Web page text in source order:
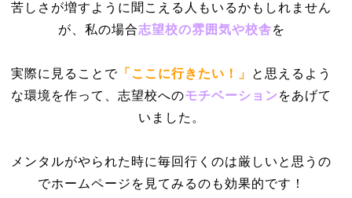
苦しさが増すように聞こえる人もいるかもしれません
が、私の場合志望校の雰囲気や校舎を
実際に見ることで 「ここに行きたい！」 と思えるよう
な環境を作って、志望校へのモチベーション をあげて
いました。
メンタルがやられた時に毎回行くのは厳しいと思うの
でホームページを見てみるのも効果的です！